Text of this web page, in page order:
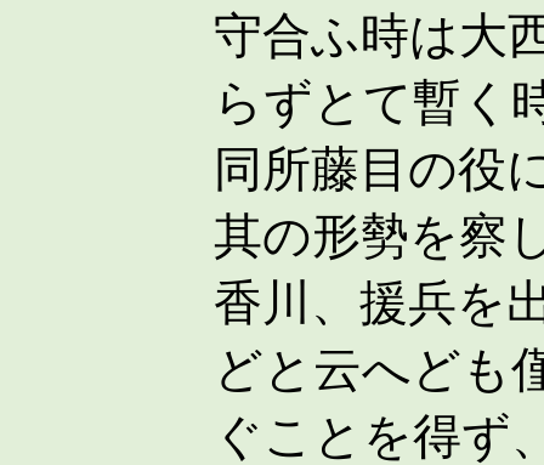
守合ふ時は大
らずとて暫く
同所藤目の役
其の形勢を察
香川、援兵を
どと云へども
ぐことを得ず